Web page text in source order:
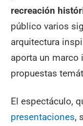
recreación
público varios
arquitectura
aporta un marco
propuestas
El espectáculo,
presentaciones,